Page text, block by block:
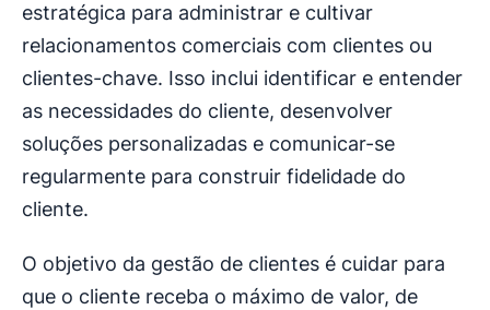
estratégica para administrar e cultivar
relacionamentos comerciais com clientes ou
clientes-chave. Isso inclui identificar e entender
as necessidades do cliente, desenvolver
soluções personalizadas e comunicar-se
regularmente para construir fidelidade do
cliente.
O objetivo da gestão de clientes é cuidar para
que o cliente receba o máximo de valor, de